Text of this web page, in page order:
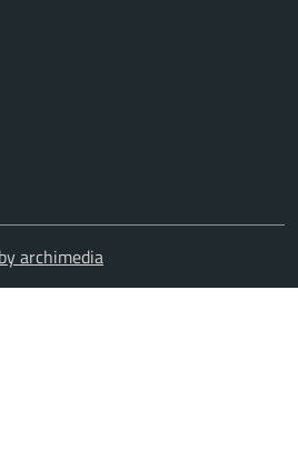
archimedia